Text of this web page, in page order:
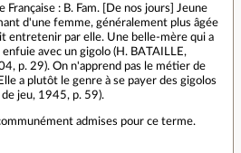
Française : B. Fam. [De nos jours] Jeune
d'une femme, généralement plus âgée
entretenir par elle. Une belle-mère qui a
avec un gigolo (H. BATAILLE,
p. 29). On n'apprend pas le métier de
a plutôt le genre à se payer des gigolos
jeu, 1945, p. 59).
admises pour ce terme.